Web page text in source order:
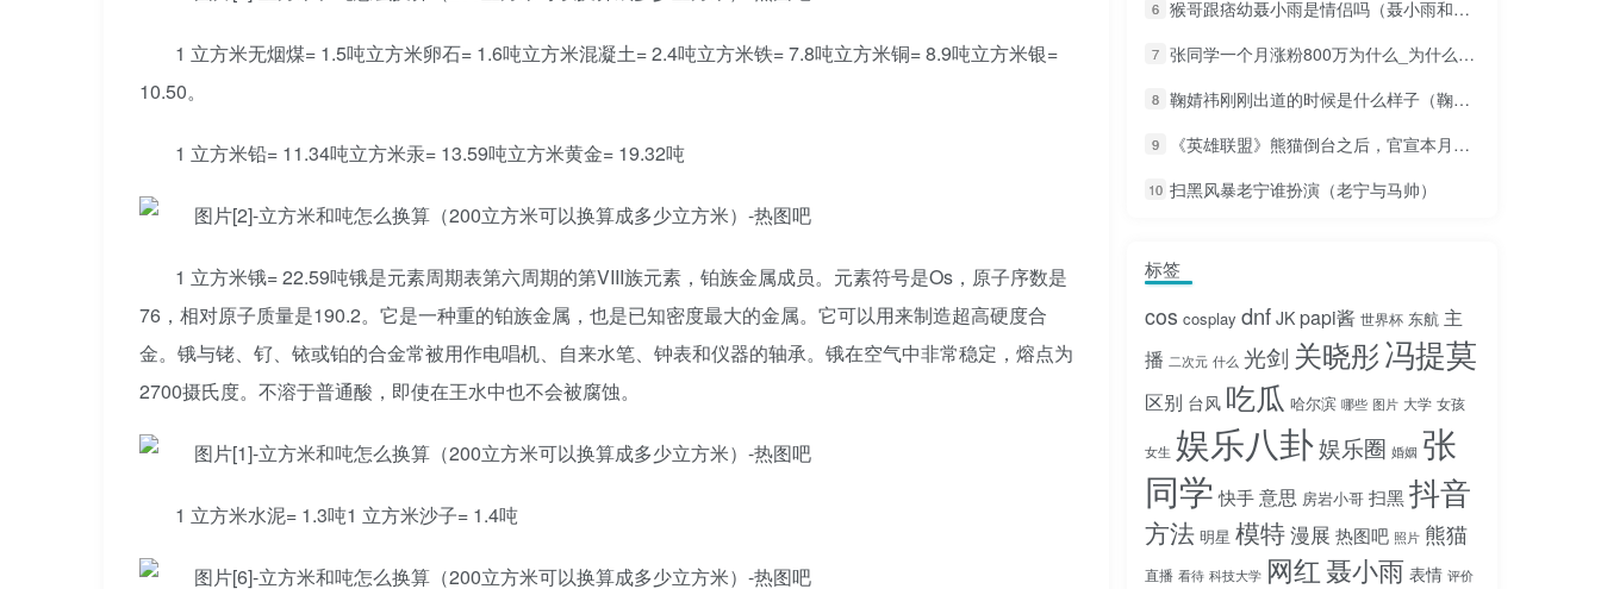
1 立方米无烟煤= 1.5吨立方米卵石= 1.6吨立方米混凝土= 2.4吨立方米铁= 7.8吨立方米铜= 8.9吨立方米银=
10.50。
1 立方米铅= 11.34吨立方米汞= 13.59吨立方米黄金= 19.32吨
1 立方米锇= 22.59吨锇是元素周期表第六周期的第VIII族元素，铂族金属成员。元素符号是Os，原子序数是
76，相对原子质量是190.2。它是一种重的铂族金属，也是已知密度最大的金属。它可以用来制造超高硬度合
金。锇与铑、钌、铱或铂的合金常被用作电唱机、自来水笔、钟表和仪器的轴承。锇在空气中非常稳定，熔点为
2700摄氏度。不溶于普通酸，即使在王水中也不会被腐蚀。
1 立方米水泥= 1.3吨1 立方米沙子= 1.4吨
6 猴哥跟痞幼聂小雨是情侣吗（聂小雨和猴哥跟痞幼什么关系）
7 张同学一个月涨粉800万为什么_为什么张同学能一个月涨粉一千万
8 鞠婧祎刚刚出道的时候是什么样子（鞠婧祎美貌有多惊人）
9 《英雄联盟》熊猫倒台之后，官宣本月开播，五五开和神超都有提及，要去斗鱼吗？
10 扫黑风暴老宁谁扮演（老宁与马帅）
标签
cos cosplay dnf JK papi酱 世界杯 东航 主
播 二次元 什么 光剑 关晓彤冯提莫
区别 台风 吃瓜 哈尔滨 哪些 图片 大学 女孩
女生 娱乐八卦娱乐圈 婚姻 张
同学 快手意思 房岩小哥 扫黑抖音
方法 明星 模特漫展 热图吧 照片 熊猫
直播 看待 科技大学 网红 聂小雨 表情 评价